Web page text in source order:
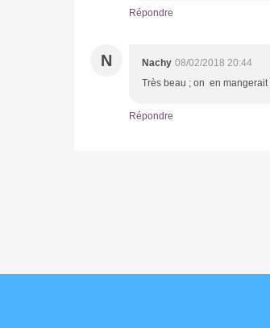
Répondre
N Nachy 08/02/2018 20:44
Très beau ; on en mangerait .
Répondre